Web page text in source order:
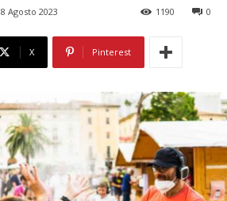
8 Agosto 2023 0
1190
X Pinterest